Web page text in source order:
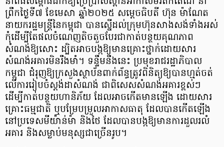
ព្រឹកថ្ងៃទី៧ ខែមេសា ឆ្នាំ២០២៥​ សម្តេចធិបតី ហ៊ុន ម៉ាណែត
នាយករដ្ឋមន្ត្រីនៃកម្ពុជា បានស្នើដល់ក្រុមហ៊ុនសាងសង់ទាំងអស់
កុំដើម្បីតែផលចំណេញតិចតួចបែរជាកាត់បន្ថយគុណភាព
សំណង់ឱ្យសោះ ដ្បិតអាចបង្កឱ្យមានគ្រោះថ្នាក់ដោយសារ
សំណង់អគារមិនរឹងមាំ។ ទន្ទឹមនឹងនេះ ប្រមុខរាជរដ្ឋាភិបាល
កម្ពុជា ជំរុញឱ្យក្រសួងស្ថាប័នពាក់ព័ន្ធត្រូវពិនិត្យឱ្យបានហ្មត់ចត់
លើការរៀបចំស្តង់ដាសំណង់ ជាពិសេសសំណង់អគារខ្ពស់ៗ
ដើម្បីកាត់បន្ថយហានិភ័យ ដែលអាចកើតមានឡើង ដោយសារ
គ្រោះធម្មជាតិ ឬបម្រែបម្រួលអាកាសធាតុ ដែលបានកើតឡើង
នៅប្រទេសមីយ៉ាន់ម៉ា និងថៃ ដែលបានបង្កឱ្យមានការដួលរលំ
អគារ និងសម្លាប់មនុស្សជាច្រើនរូប។